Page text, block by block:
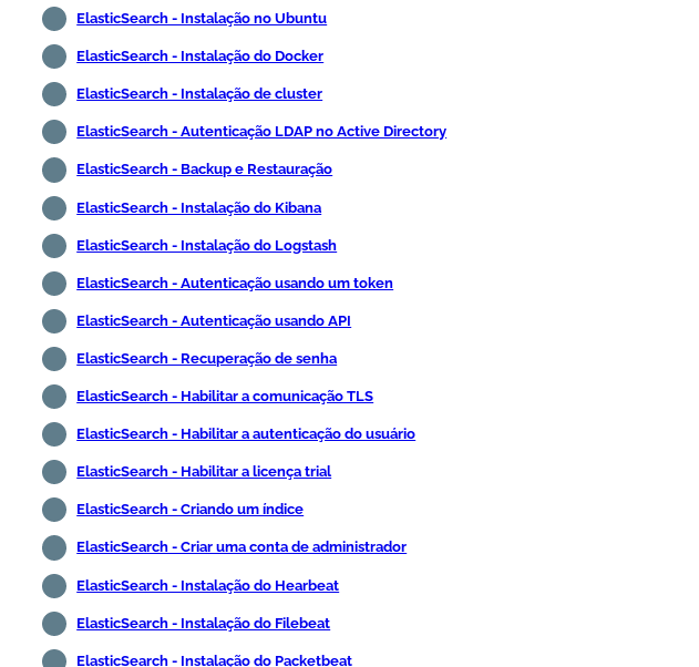
ElasticSearch - Instalação no Ubuntu
ElasticSearch - Instalação do Docker
ElasticSearch - Instalação de cluster
ElasticSearch - Autenticação LDAP no Active Directory
ElasticSearch - Backup e Restauração
ElasticSearch - Instalação do Kibana
ElasticSearch - Instalação do Logstash
ElasticSearch - Autenticação usando um token
ElasticSearch - Autenticação usando API
ElasticSearch - Recuperação de senha
ElasticSearch - Habilitar a comunicação TLS
ElasticSearch - Habilitar a autenticação do usuário
ElasticSearch - Habilitar a licença trial
ElasticSearch - Criando um índice
ElasticSearch - Criar uma conta de administrador
ElasticSearch - Instalação do Hearbeat
ElasticSearch - Instalação do Filebeat
ElasticSearch - Instalação do Packetbeat